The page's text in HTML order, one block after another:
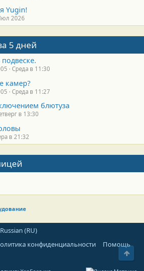
Yugin!
2026
5 дней
Среда в 11:30
камер?
Среда в 11:27
блютуза
в 13:30
в 21:32
почта
(RU)
конфиденциальности Помощь